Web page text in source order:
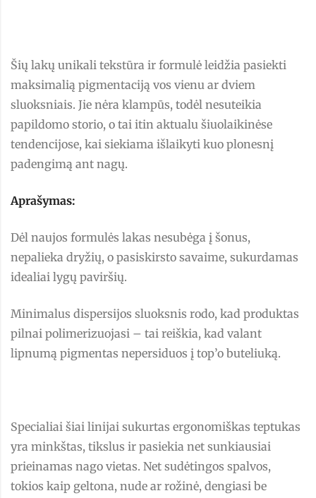
Šių lakų unikali tekstūra ir formulė leidžia pasiekti
maksimalią pigmentaciją vos vienu ar dviem
sluoksniais. Jie nėra klampūs, todėl nesuteikia
papildomo storio, o tai itin aktualu šiuolaikinėse
tendencijose, kai siekiama išlaikyti kuo plonesnį
padengimą ant nagų.
Aprašymas:
Dėl naujos formulės lakas nesubėga į šonus,
nepalieka dryžių, o pasiskirsto savaime, sukurdamas
idealiai lygų paviršių.
Minimalus dispersijos sluoksnis rodo, kad produktas
pilnai polimerizuojasi – tai reiškia, kad valant
lipnumą pigmentas nepersiduos į top’o buteliuką.
Specialiai šiai linijai sukurtas ergonomiškas teptukas
yra minkštas, tikslus ir pasiekia net sunkiausiai
prieinamas nago vietas. Net sudėtingos spalvos,
tokios kaip geltona, nude ar rožinė, dengiasi be